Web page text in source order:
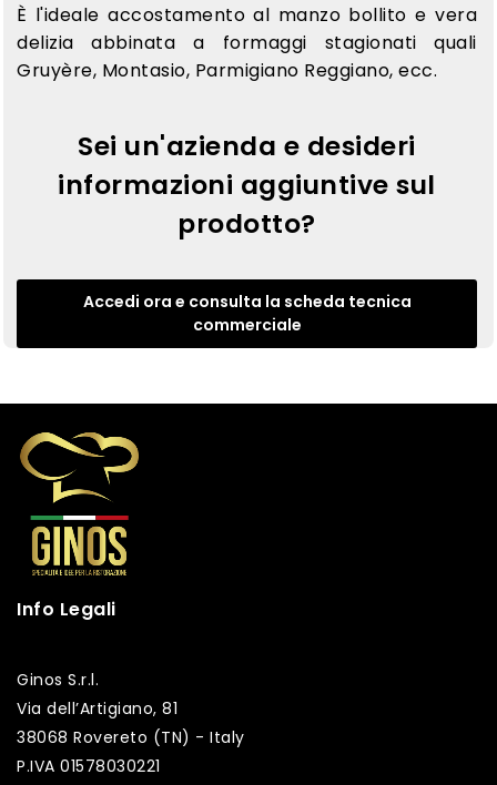
È l'ideale accostamento al manzo bollito e vera
delizia abbinata a formaggi stagionati quali
Gruyère, Montasio, Parmigiano Reggiano, ecc.
Sei un'azienda e desideri
informazioni aggiuntive sul
prodotto?
Accedi ora e consulta la scheda tecnica
commerciale
Info Legali
Ginos S.r.l.
Via dell’Artigiano, 81
38068 Rovereto (TN) - Italy
P.IVA 01578030221